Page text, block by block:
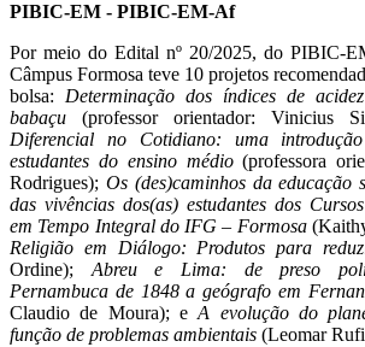
PIBIC-EM - PIBIC-EM-Af
Por meio do Edital nº 20/2025, do PIBIC-
Câmpus Formosa teve 10 projetos
bolsa: Determinação dos índices de
babaçu (professor orientador: Vinicius
Diferencial no Cotidiano: uma
estudantes do ensino médio(professora
Rodrigues); Os (des)caminhos da educação
das vivências dos(as) estudantes dos
em Tempo Integral do IFG – Formosa
Religião em Diálogo: Produtos para
Ordine);Abreu e Lima: de preso
Pernambuca de 1848 a geógrafo em
Claudio de Moura); eA evolução do
função de problemas ambientais (Leomar